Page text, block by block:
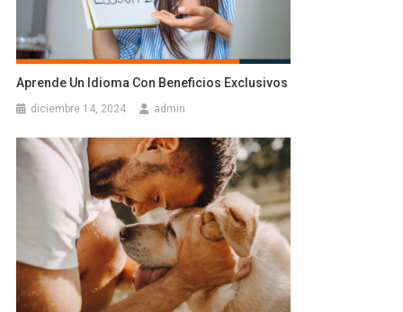
Aprende Un Idioma Con Beneficios Exclusivos
diciembre 14, 2024 admin